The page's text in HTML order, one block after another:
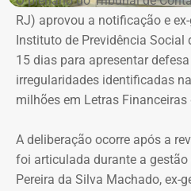
setor de seguros e planos de
RJ) aprovou a notificação e
Instituto de Previdência
15 dias para apresentar
irregularidades identificadas
milhões em Letras Financeiras
A deliberação ocorre após a
foi articulada durante a
Pereira da Silva Machado, ex-